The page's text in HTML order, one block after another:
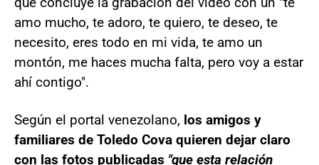
amo mucho, te adoro, te quiero, te deseo, te
necesito, eres todo en mi vida, te amo un
montón, me haces mucha falta, pero voy a estar
ahí contigo".
Según el portal venezolano, los amigos y
familiares de Toledo Cova quieren dejar claro
con las fotos publicadas "que esta relación